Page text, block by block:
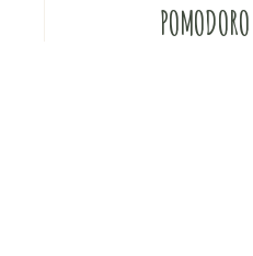
POMODORO